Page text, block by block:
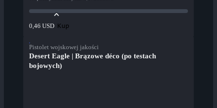
0,46 USD Kup
Pistolet wojskowej jakości
Desert Eagle | Brązowe déco (po testach
bojowych)